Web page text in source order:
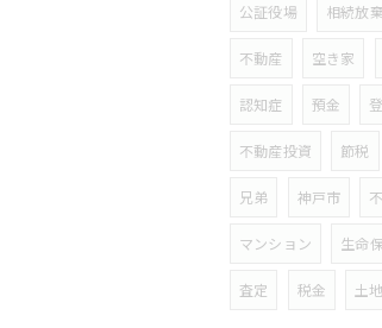
公証役場 相続放棄
不動産 空き家
認知症 預金
不動産投資 節税
兄弟 神戸市
マンション 生命
査定 税金 土地